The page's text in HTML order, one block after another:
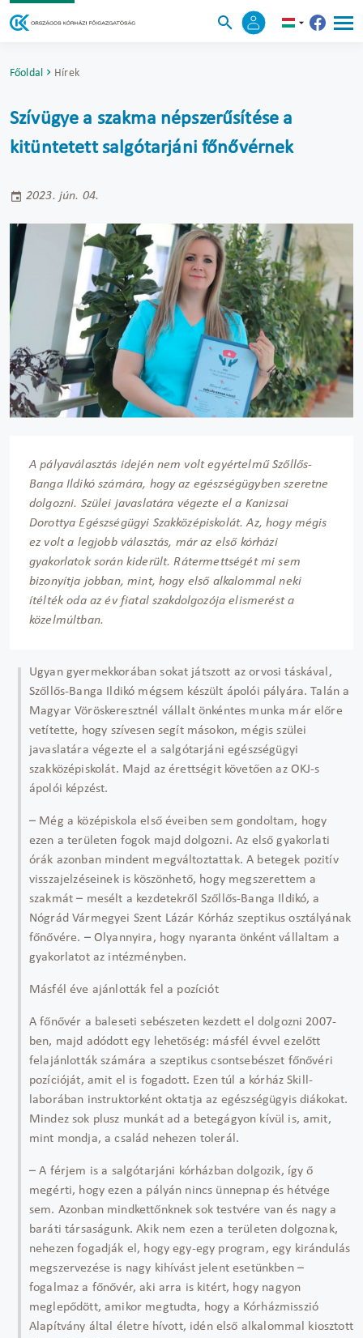
Főoldal Hírek
Szívügye a szakma népszerűsítése a
kitüntetett salgótarjáni főnővérnek
2023. jún. 04.
A pályaválasztás idején nem volt egyértelmű Szőllős-
Banga Ildikó számára, hogy az egészségügyben szeretne
dolgozni. Szülei javaslatára végezte el a Kanizsai
Dorottya Egészségügyi Szakközépiskolát. Az, hogy mégis
ez volt a legjobb választás, már az első kórházi
gyakorlatok során kiderült. Rátermettségét mi sem
bizonyítja jobban, mint, hogy első alkalommal neki
ítélték oda az év fiatal szakdolgozója elismerést a
közelmúltban.
Ugyan gyermekkorában sokat játszott az orvosi táskával,
Szőllős-Banga Ildikó mégsem készült ápolói pályára. Talán a
Magyar Vöröskeresztnél vállalt önkéntes munka már előre
vetítette, hogy szívesen segít másokon, mégis szülei
javaslatára végezte el a salgótarjáni egészségügyi
szakközépiskolát. Majd az érettségit követően az OKJ-s
ápolói képzést.
– Még a középiskola első éveiben sem gondoltam, hogy
ezen a területen fogok majd dolgozni. Az első gyakorlati
órák azonban mindent megváltoztattak. A betegek pozitív
visszajelzéseinek is köszönhető, hogy megszerettem a
szakmát – mesélt a kezdetekről Szőllős-Banga Ildikó, a
Nógrád Vármegyei Szent Lázár Kórház szeptikus osztályának
főnővére. – Olyannyira, hogy nyaranta önként vállaltam a
gyakorlatot az intézményben.
Másfél éve ajánlották fel a pozíciót
A főnővér a baleseti sebészeten kezdett el dolgozni 2007-
ben, majd adódott egy lehetőség: másfél évvel ezelőtt
felajánlották számára a szeptikus csontsebészet főnővéri
pozícióját, amit el is fogadott. Ezen túl a kórház Skill-
laborában instruktorként oktatja az egészségügyis diákokat.
Mindez sok plusz munkát ad a betegágyon kívül is, amit,
mint mondja, a család nehezen tolerál.
– A férjem is a salgótarjáni kórházban dolgozik, így ő
megérti, hogy ezen a pályán nincs ünnepnap és hétvége
sem. Azonban mindkettőnknek sok testvére van és nagy a
baráti társaságunk. Akik nem ezen a területen dolgoznak,
nehezen fogadják el, hogy egy-egy program, egy kirándulás
megszervezése is nagy kihívást jelent esetünkben –
fogalmaz a főnővér, aki arra is kitért, hogy nagyon
meglepődött, amikor megtudta, hogy a Kórházmisszió
Alapítvány által életre hívott, idén első alkalommal kiosztott